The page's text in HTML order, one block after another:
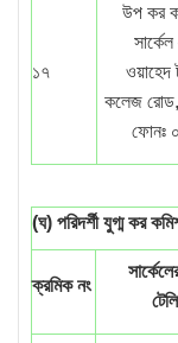
১৭
উপ কর
ওয়াহেদ
কলেজ রোড,
ফোনঃ
(ঘ) পরিদর্শী যুগ্ম কর
ক্রমিক নং